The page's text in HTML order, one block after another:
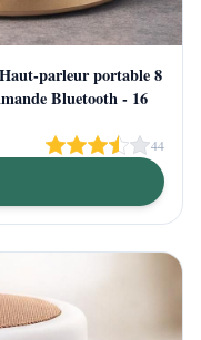
parleur portable 8
Bluetooth - 16
44